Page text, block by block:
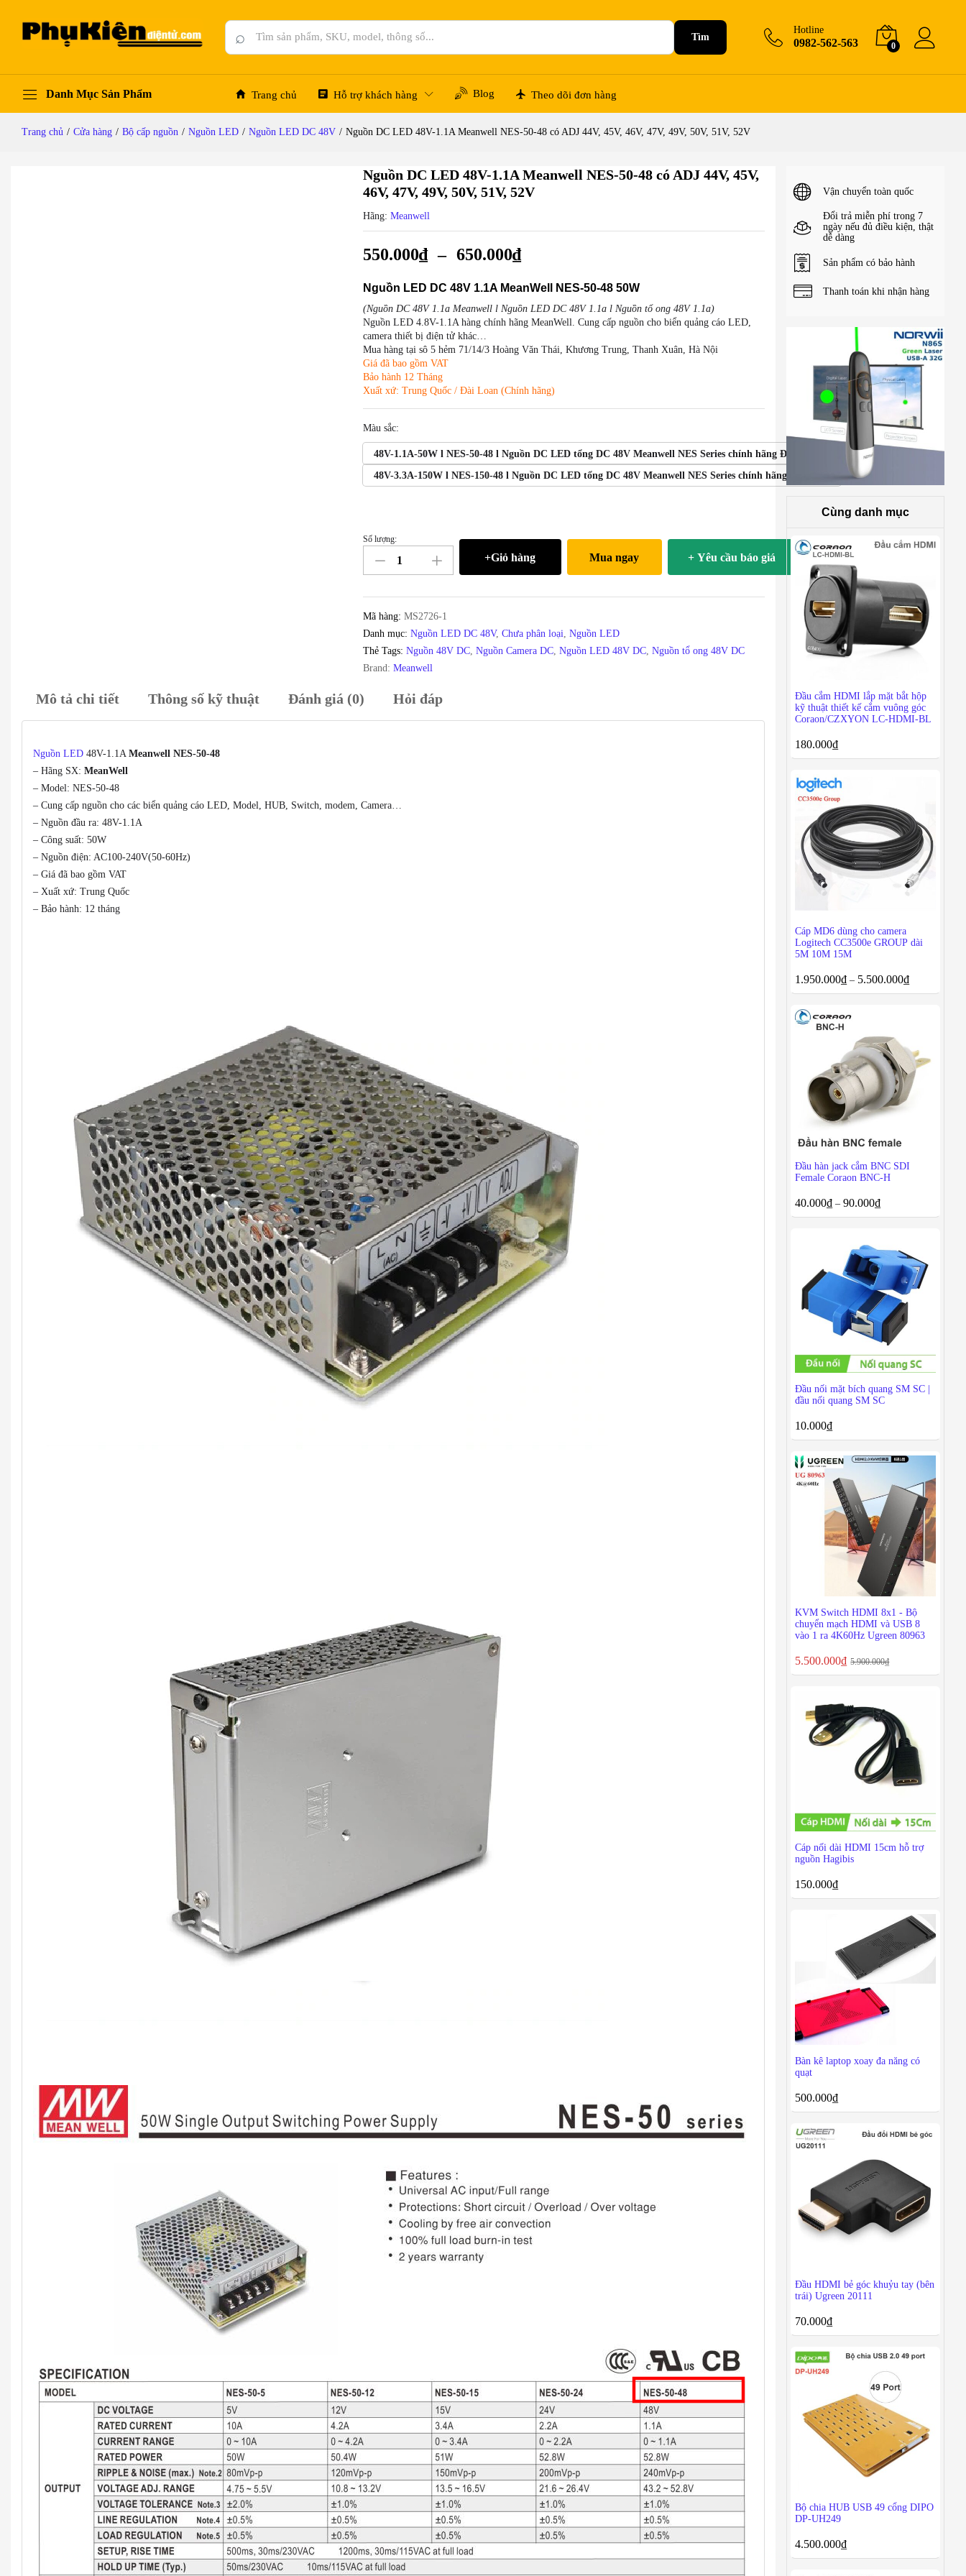
⌕ Tìm
Hotline
0982-562-563 0
Danh Mục Sản Phẩm Trang chủ Hỗ trợ khách hàng Blog Theo dõi đơn hàng
Trang chủ / Cửa hàng / Bộ cấp nguồn / Nguồn LED / Nguồn LED DC 48V / Nguồn DC LED 48V-1.1A Meanwell NES-50-48 có ADJ 44V, 45V, 46V, 47V, 49V, 50V, 51V, 52V
Nguồn DC LED 48V-1.1A Meanwell NES-50-48 có ADJ 44V, 45V,
46V, 47V, 49V, 50V, 51V, 52V
Hãng: Meanwell
550.000₫ – 650.000₫
Nguồn LED DC 48V 1.1A MeanWell NES-50-48 50W
(Nguồn DC 48V 1.1a Meanwell l Nguồn LED DC 48V 1.1a l Nguồn tổ ong 48V 1.1a)
Nguồn LED 4.8V-1.1A hàng chính hãng MeanWell. Cung cấp nguồn cho biển quảng cáo LED,
camera thiết bị điện tử khác…
Mua hàng tại sô 5 hẻm 71/14/3 Hoàng Văn Thái, Khương Trung, Thanh Xuân, Hà Nội
Giá đã bao gồm VAT
Bảo hành 12 Tháng
Xuất xứ: Trung Quốc / Đài Loan (Chính hãng)
Màu sắc:
48V-1.1A-50W l NES-50-48 l Nguồn DC LED tổng DC 48V Meanwell NES Series chính hãng Đài Loan
48V-3.3A-150W l NES-150-48 l Nguồn DC LED tổng DC 48V Meanwell NES Series chính hãng Đài Loan
Nguồn
DC
LED
48V-
1.1A
Meanwell
NES-
50-
có
49V,
Số lượng:
+Giỏ hàng Mua ngay + Yêu cầu báo giá
Mã hàng: MS2726-1
Danh mục: Nguồn LED DC 48V, Chưa phân loại, Nguồn LED
Thẻ Tags: Nguồn 48V DC, Nguồn Camera DC, Nguồn LED 48V DC, Nguồn tổ ong 48V DC
Brand: Meanwell
Mô tả chi tiết Thông số kỹ thuật Đánh giá (0) Hỏi đáp
Nguồn LED 48V-1.1A Meanwell NES-50-48
– Hãng SX: MeanWell
– Model: NES-50-48
– Cung cấp nguồn cho các biển quảng cáo LED, Model, HUB, Switch, modem, Camera…
– Nguồn đầu ra: 48V-1.1A
– Công suất: 50W
– Nguồn điện: AC100-240V(50-60Hz)
– Giá đã bao gồm VAT
– Xuất xứ: Trung Quốc
– Bảo hành: 12 tháng
Vận chuyển toàn quốc
Đổi trả miễn phí trong 7
ngày nếu đủ điều kiện, thật
dễ dàng
Sản phẩm có bảo hành
Thanh toán khi nhận hàng
Cùng danh mục
Đầu cắm HDMI lắp mặt bắt hộp
kỹ thuật thiết kế cắm vuông góc
Coraon/CZXYON LC-HDMI-BL
180.000₫
Cáp MD6 dùng cho camera
Logitech CC3500e GROUP dài
5M 10M 15M
1.950.000₫ – 5.500.000₫
Đầu hàn jack cắm BNC SDI
Female Coraon BNC-H
40.000₫ –90.000₫
Đầu nối mặt bích quang SM SC |
đầu nối quang SM SC
10.000₫
KVM Switch HDMI 8x1 - Bộ
chuyển mạch HDMI và USB 8
vào 1 ra 4K60Hz Ugreen 80963
5.500.000₫ 5.900.000₫
Cáp nối dài HDMI 15cm hỗ trợ
nguồn Hagibis
150.000₫
Bàn kê laptop xoay đa năng có
quạt
500.000₫
Đầu HDMI bẻ góc khuỷu tay (bên
trái) Ugreen 20111
70.000₫
Bộ chia HUB USB 49 cổng DIPO
DP-UH249
4.500.000₫
Mô tả chi tiết Thông số kỹ thuật Đánh giá (0) Hỏi đáp